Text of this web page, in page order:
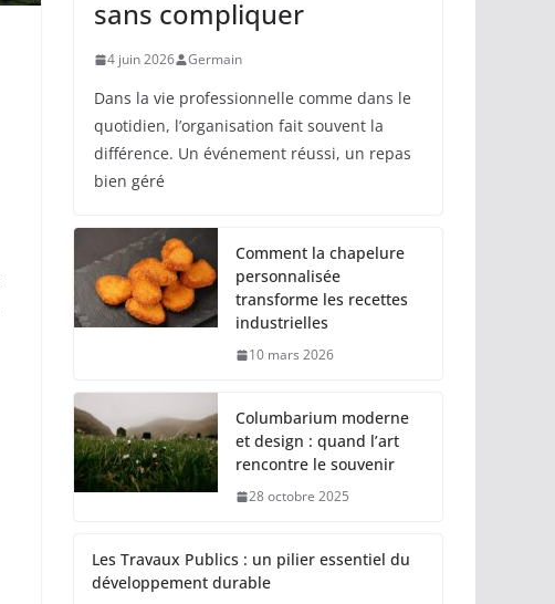
sans compliquer
4 juin 2026 Germain
Dans la vie professionnelle comme dans le
quotidien, l’organisation fait souvent la
différence. Un événement réussi, un repas
bien géré
Comment la chapelure
personnalisée
transforme les recettes
industrielles
10 mars 2026
Columbarium moderne
et design : quand l’art
rencontre le souvenir
28 octobre 2025
Les Travaux Publics : un pilier essentiel du
développement durable